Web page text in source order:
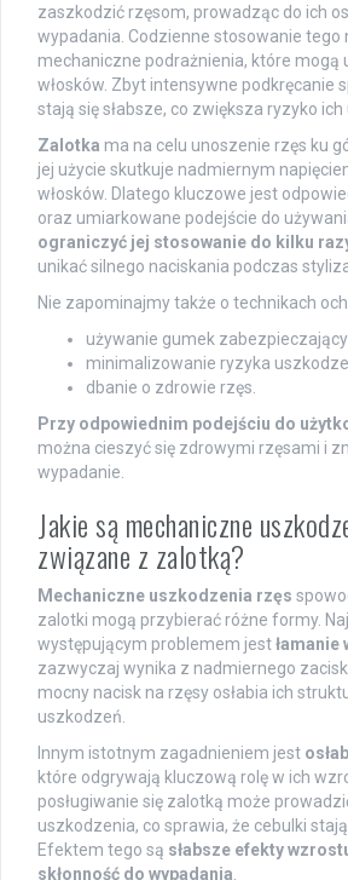
zaszkodzić rzęsom, prowadząc do ich
wypadania. Codzienne stosowanie tego
mechaniczne podrażnienia, które mogą
włosków. Zbyt intensywne podkręcanie
stają się słabsze, co zwiększa ryzyko ich
Zalotka ma na celu unoszenie rzęs ku
jej użycie skutkuje nadmiernym
włosków. Dlatego kluczowe jest
oraz umiarkowane podejście do
ograniczyć jej stosowanie do kilku
unikać silnego naciskania podczas
Nie zapominajmy także o technikach
używanie gumek
minimalizowanie ryzyka
dbanie o zdrowie rzęs.
Przy odpowiednim podejściu do
można cieszyć się zdrowymi rzęsami i
wypadanie.
Jakie są mechaniczne
związane z zalotką?
Mechaniczne uszkodzenia rzęs
zalotki mogą przybierać różne formy.
występującym problemem jestłamanie
zazwyczaj wynika z nadmiernego
mocny nacisk na rzęsy osłabia ich
uszkodzeń.
Innym istotnym zagadnieniem jest
które odgrywają kluczową rolę w ich
posługiwanie się zalotką może
uszkodzenia, co sprawia, że cebulki
Efektem tego są słabsze efekty
skłonność do wypadania